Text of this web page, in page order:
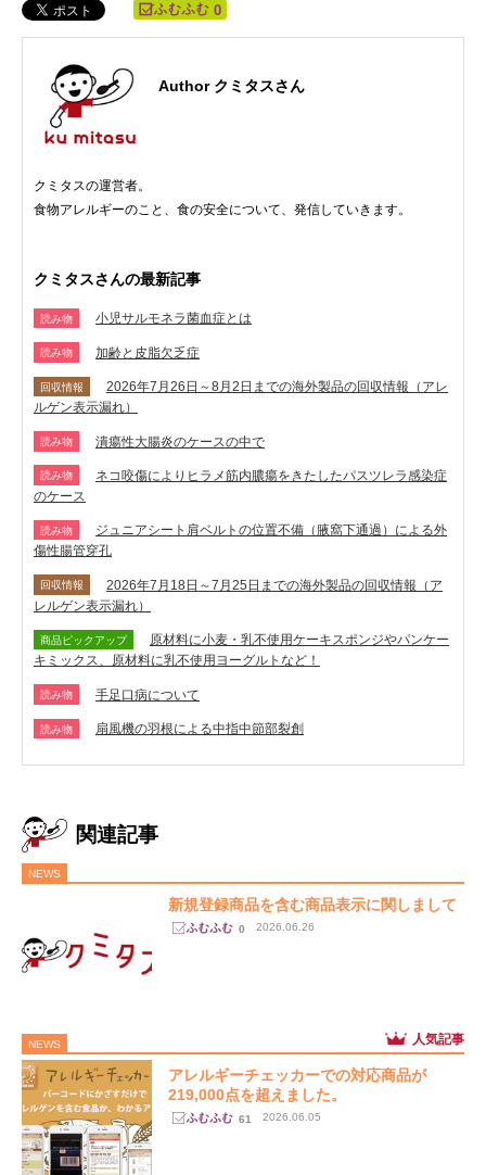
0
Author クミタスさん
クミタスの運営者。
食物アレルギーのこと、食の安全について、発信していきます。
クミタスさんの最新記事
読み物 小児サルモネラ菌血症とは
読み物 加齢と皮脂欠乏症
回収情報
2026年7月26日～8月2日までの海外製品の回収情報（アレ
ルゲン表示漏れ）
読み物 潰瘍性大腸炎のケースの中で
読み物
ネコ咬傷によりヒラメ筋内膿瘍をきたしたパスツレラ感染症
のケース
読み物
ジュニアシート肩ベルトの位置不備（腋窩下通過）による外
傷性腸管穿孔
回収情報
2026年7月18日～7月25日までの海外製品の回収情報（ア
レルゲン表示漏れ）
商品ピックアップ
原材料に小麦・乳不使用ケーキスポンジやパンケー
キミックス、原材料に乳不使用ヨーグルトなど！
読み物 手足口病について
読み物 扇風機の羽根による中指中節部裂創
関連記事
NEWS
新規登録商品を含む商品表示に関しまして
0 2026.06.26
NEWS
アレルギーチェッカーでの対応商品が
219,000点を超えました。
61 2026.06.05